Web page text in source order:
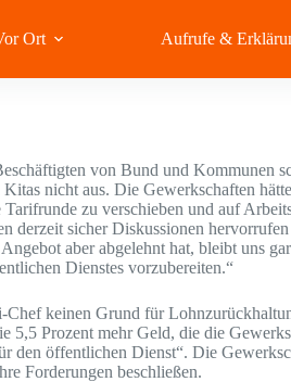
Ort Aufrufe &
von Bund und Kommunen
nicht aus. Die Gewerkschaften
zu verschieben und auf
derzeit sicher Diskussionen
aber abgelehnt hat, bleibt uns
Dienstes vorzubereiten.“
Chef keinen Grund für
5,5 Prozent mehr Geld, die die
den öffentlichen Dienst“. Die
Forderungen beschließen.